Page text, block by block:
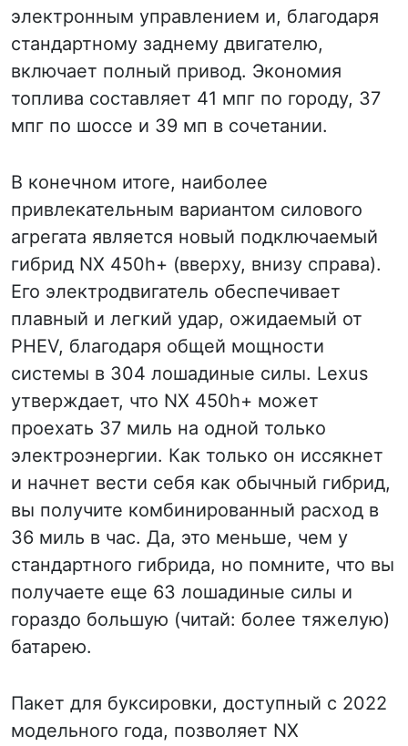
электронным управлением и, благодаря
стандартному заднему двигателю,
включает полный привод. Экономия
топлива составляет 41 мпг по городу, 37
мпг по шоссе и 39 мп в сочетании.
В конечном итоге, наиболее
привлекательным вариантом силового
агрегата является новый подключаемый
гибрид NX 450h+ (вверху, внизу справа).
Его электродвигатель обеспечивает
плавный и легкий удар, ожидаемый от
PHEV, благодаря общей мощности
системы в 304 лошадиные силы. Lexus
утверждает, что NX 450h+ может
проехать 37 миль на одной только
электроэнергии. Как только он иссякнет
и начнет вести себя как обычный гибрид,
вы получите комбинированный расход в
36 миль в час. Да, это меньше, чем у
стандартного гибрида, но помните, что вы
получаете еще 63 лошадиные силы и
гораздо большую (читай: более тяжелую)
батарею.
Пакет для буксировки, доступный с 2022
модельного года, позволяет NX